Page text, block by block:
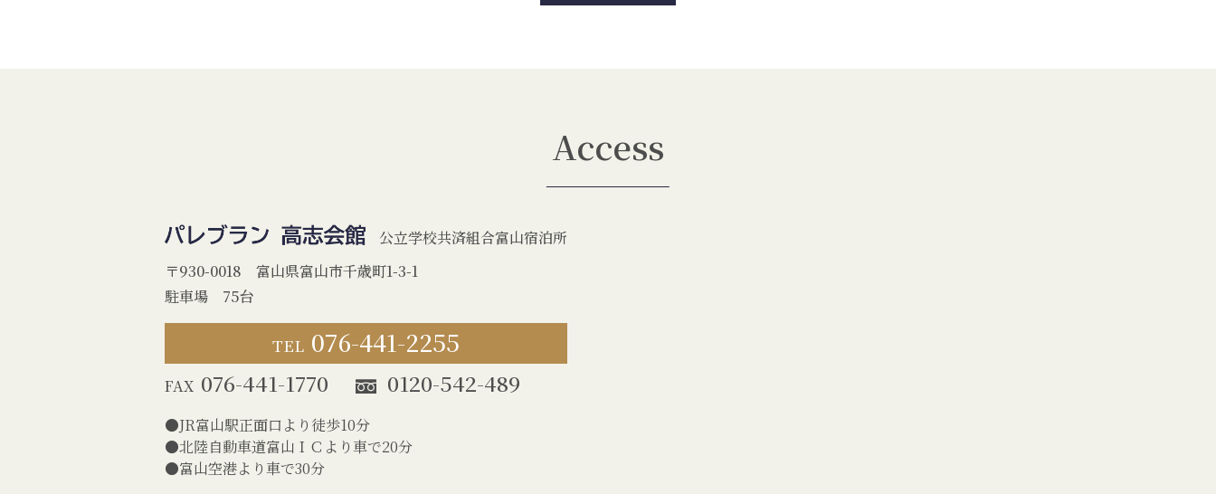
Access
公立学校共済組合富山宿泊所
〒930-0018 富山県富山市千歳町1-3-1
駐車場 75台
TEL 076-441-2255
FAX 076-441-1770 0120-542-489
JR富山駅正面口より徒歩10分
北陸自動車道富山ＩＣより車で20分
富山空港より車で30分